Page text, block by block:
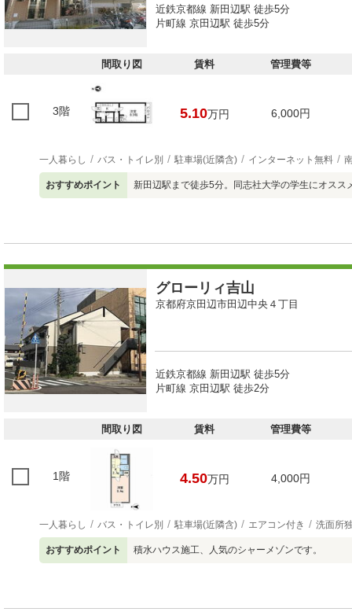
近鉄京都線 新田辺駅 徒歩5分
片町線 京田辺駅 徒歩5分
間取り図 賃料 管理費等
3階 5.10万円 6,000円
一人暮らし バス・トイレ別 駐車場(近隣含) インターネット無料
おすすめポイント 新田辺駅まで徒歩5分。同志社大学の学生にオスス
グローリィ吉山
京都府京田辺市田辺中央４丁目
近鉄京都線 新田辺駅 徒歩5分
片町線 京田辺駅 徒歩2分
間取り図 賃料 管理費等
1階 4.50万円 4,000円
一人暮らし バス・トイレ別 駐車場(近隣含) エアコン付き 洗面所
おすすめポイント 積水ハウス施工、人気のシャーメゾンです。